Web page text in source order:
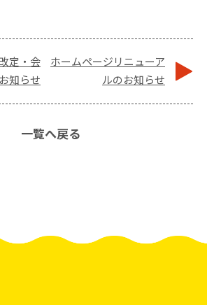
定・会
知らせ
ホームページリニューア
ルのお知らせ
一覧へ戻る